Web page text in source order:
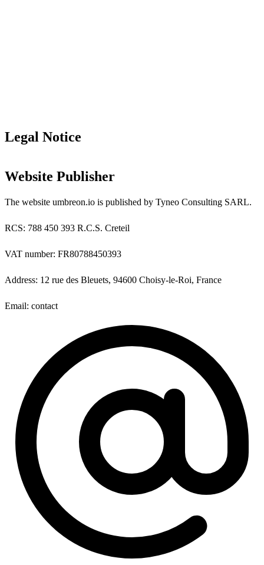
Legal Notice
Website Publisher
The website umbreon.io is published by Tyneo Consulting SARL.
RCS: 788 450 393 R.C.S. Creteil
VAT number: FR80788450393
Address: 12 rue des Bleuets, 94600 Choisy-le-Roi, France
Email: contact